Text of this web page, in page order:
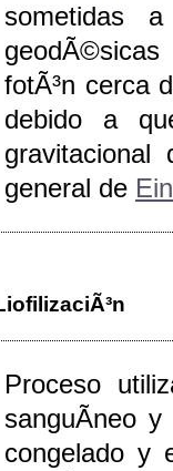
sometidas
fotÃ³n cerca
debido a
general de
Proceso
sanguÃ­neo
congelado y